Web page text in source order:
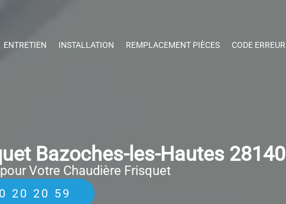
ENTRETIEN INSTALLATION REMPLACEMENT PIÈCES CODE ERREUR
Bazoches-les-Hautes 28140
Votre Chaudière Frisquet
20 20 59